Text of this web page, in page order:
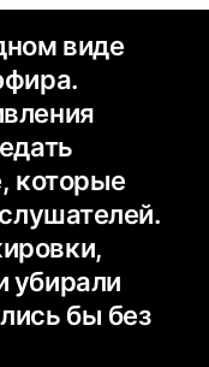
виде
которые
убирали
бы без